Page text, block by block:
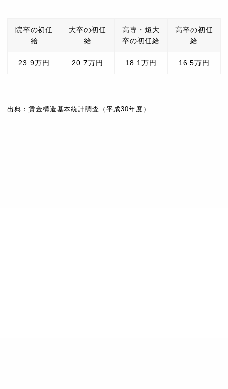
院卒の初任
給
大卒の初任
給
高専・短大
卒の初任給
高卒の初任
給
23.9万円 20.7万円 18.1万円 16.5万円
出典：賃金構造基本統計調査（平成30年度）